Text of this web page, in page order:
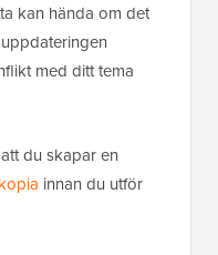
kan hända om det
med ditt tema
du skapar en
innan du utför